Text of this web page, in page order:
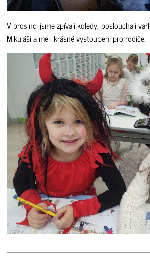
V prosinci jsme zpívali koledy, poslouchali
Mikuláši a měli krásné vystoupení pro rodiče.